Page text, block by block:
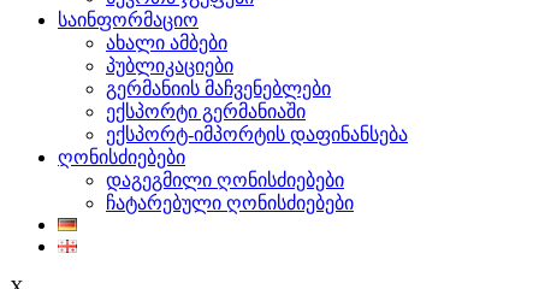
საინფორმაციო
ახალი ამბები
პუბლიკაციები
გერმანიის მაჩვენებლები
ექსპორტი გერმანიაში
ექსპორტ-იმპორტის დაფინანსება
ღონისძიებები
დაგეგმილი ღონისძიებები
ჩატარებული ღონისძიებები